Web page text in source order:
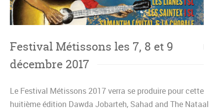
Festival Métissons les 7, 8 et 9
décembre 2017
Le Festival Métissons 2017 verra se produire pour cette
huitième édition Dawda Jobarteh, Sahad and The Nataal